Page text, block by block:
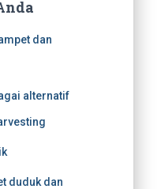
dan
alternatif
duduk dan